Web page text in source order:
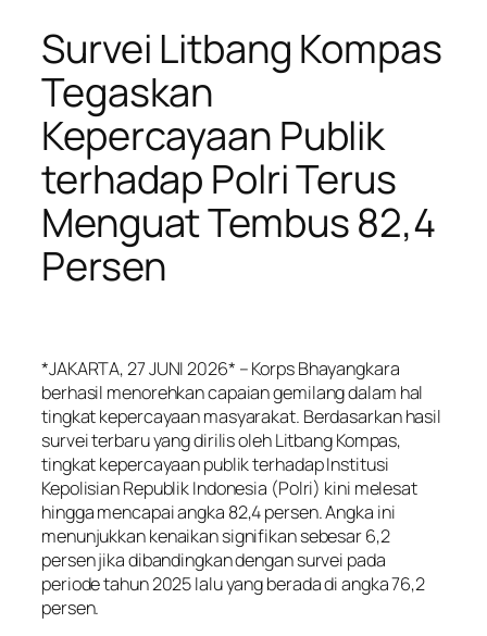
Survei Litbang Kompas
Tegaskan
Kepercayaan Publik
terhadap Polri Terus
Menguat Tembus 82,4
Persen
*JAKARTA, 27 JUNI 2026* – Korps Bhayangkara
berhasil menorehkan capaian gemilang dalam hal
tingkat kepercayaan masyarakat. Berdasarkan hasil
survei terbaru yang dirilis oleh Litbang Kompas,
tingkat kepercayaan publik terhadap Institusi
Kepolisian Republik Indonesia (Polri) kini melesat
hingga mencapai angka 82,4 persen. Angka ini
menunjukkan kenaikan signifikan sebesar 6,2
persen jika dibandingkan dengan survei pada
periode tahun 2025 lalu yang berada di angka 76,2
persen.